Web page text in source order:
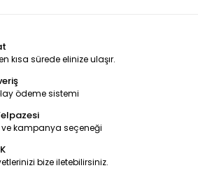
kısa sürede elinize ulaşır.
ödeme sistemi
ve kampanya seçeneği
bize iletebilirsiniz.